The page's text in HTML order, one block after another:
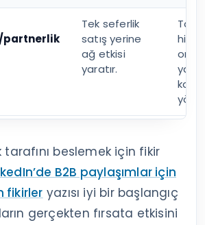
partnerlik
Tek seferlik
satış yerine
ağ etkisi
yaratır.
ortak
tarafını beslemek için fikir
B2B paylaşımlar için
fikirler yazısı iyi bir başlangıç
gerçekten fırsata etkisini